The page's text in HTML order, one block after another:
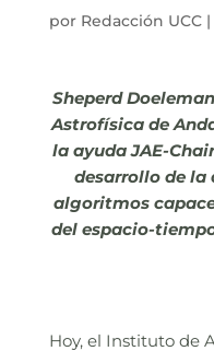
por Redacción UCC|
Sheperd
Astrofísica de
la ayuda JAE-
desarrollo de la
algoritmos
del espacio-
Hoy, el Instituto de